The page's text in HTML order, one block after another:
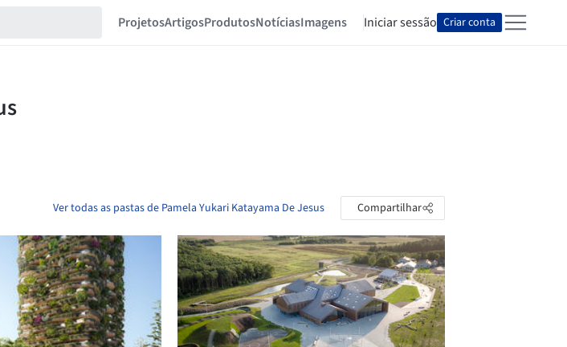
ProjetosArtigosProdutosNotíciasImagens Iniciar sessão Criar conta
Ver todas as pastas de Pamela Yukari Katayama De Jesus Compartilhar